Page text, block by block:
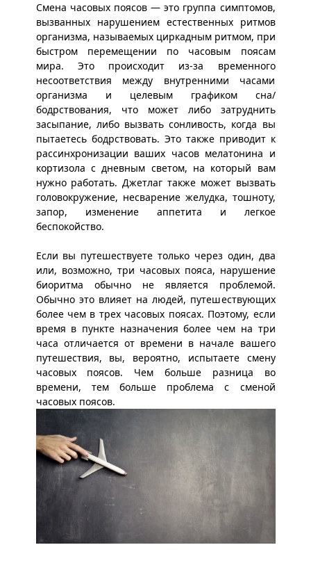
Смена часовых поясов — это группа симптомов,
вызванных нарушением естественных ритмов
организма, называемых циркадным ритмом, при
быстром перемещении по часовым поясам
мира. Это происходит из-за временного
несоответствия между внутренними часами
организма и целевым графиком сна/
бодрствования, что может либо затруднить
засыпание, либо вызвать сонливость, когда вы
пытаетесь бодрствовать. Это также приводит к
рассинхронизации ваших часов мелатонина и
кортизола с дневным светом, на который вам
нужно работать. Джетлаг также может вызвать
головокружение, несварение желудка, тошноту,
запор, изменение аппетита и легкое
беспокойство.
Если вы путешествуете только через один, два
или, возможно, три часовых пояса, нарушение
биоритма обычно не является проблемой.
Обычно это влияет на людей, путешествующих
более чем в трех часовых поясах. Поэтому, если
время в пункте назначения более чем на три
часа отличается от времени в начале вашего
путешествия, вы, вероятно, испытаете смену
часовых поясов. Чем больше разница во
времени, тем больше проблема с сменой
часовых поясов.